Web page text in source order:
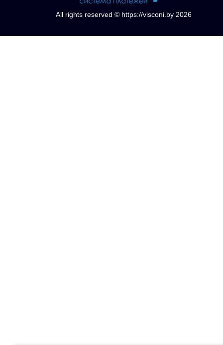
All rights reserved © https://visconi.by 2026